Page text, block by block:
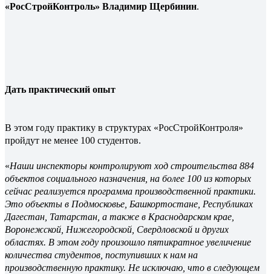
«РосСтройКонтроль» Владимир Щербинин.
Дать практический опыт
В этом году практику в структурах «РосСтройКонтроля»
пройдут не менее 100 студентов.
«Наши инспекторы контролируют ход строительства 884
объектов социального назначения, на более 100 из которых
сейчас реализуется программа производственной практики.
Это объекты в Подмосковье, Башкортостане, Республиках
Дагестан, Татарстан, а также в Краснодарском крае,
Воронежской, Нижегородской, Свердловской и других
областях. В этом году произошло пятикратное увеличение
количества студентов, поступивших к нам на
производственную практику. Не исключаю, что в следующем